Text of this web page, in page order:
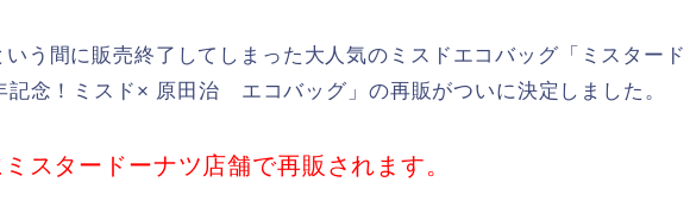
いう間に販売終了してしまった大人気のミスドエコバッグ「ミスタード
記念！ミスド× 原田治 エコバッグ」の再販がついに決定しました。
スタードーナツ店舗で再販されます。